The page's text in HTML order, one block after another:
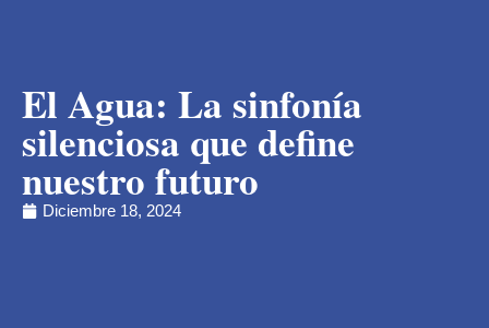
El Agua: La sinfonía
silenciosa que define
nuestro futuro
Diciembre 18, 2024